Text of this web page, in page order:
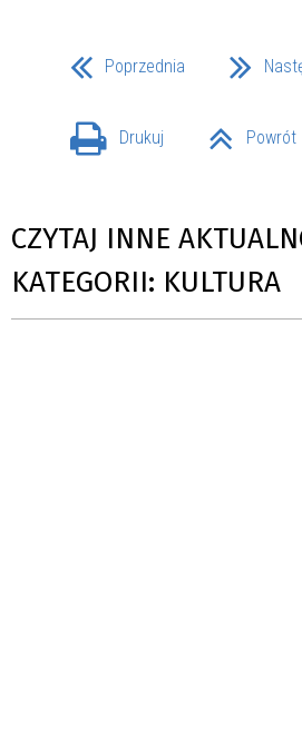
Poprzednia
Drukuj Powrót
CZYTAJ INNE
KATEGORII: KULTURA